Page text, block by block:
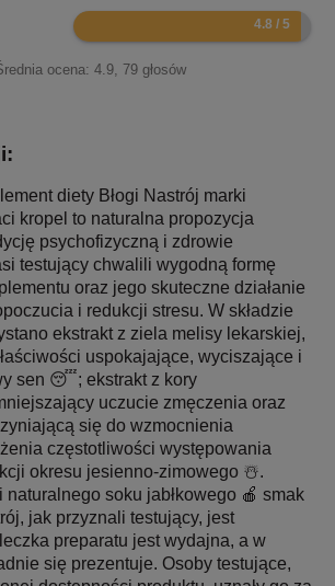
9.6
ocena: 4.9, 79głosów
diety Błogi Nastrój marki
kropel to naturalna propozycja
psychofizyczną i zdrowie
testujący chwalili wygodną formę
oraz jego skuteczne działanie
i redukcji stresu. W składzie
ekstrakt z ziela melisy lekarskiej,
uspokajające, wyciszające i
sen 😴; ekstrakt z kory
uczucie zmęczenia oraz
się do wzmocnienia
częstotliwości występowania
okresu jesienno-zimowego ☃️.
naturalnego soku jabłkowego 🍎 smak
jak przyznali testujący, jest
preparatu jest wydajna, a w
się prezentuje. Osoby testujące,